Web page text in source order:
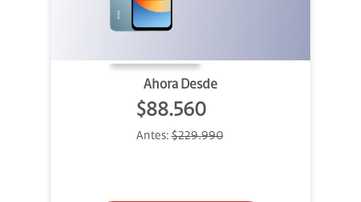
Ahora Desde
$88.560
Antes:$229.990